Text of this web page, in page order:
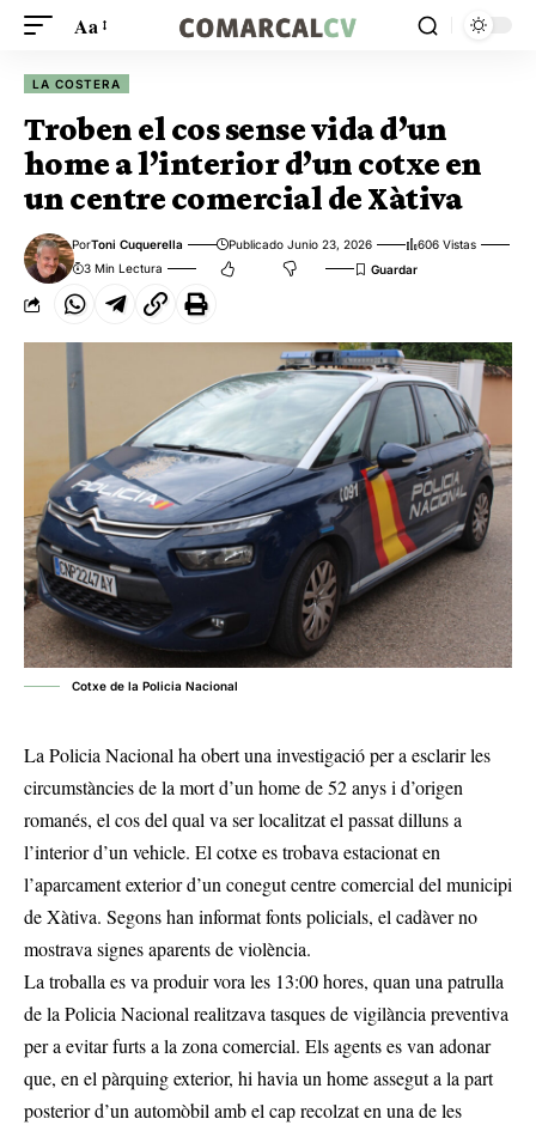
Aa
LA COSTERA
Troben el cos sense vida d’un
home a l’interior d’un cotxe en
un centre comercial de Xàtiva
PorToni Cuquerella Publicado Junio 23, 2026
606 Vistas
3 Min Lectura
Cotxe de la Policia Nacional
La Policia Nacional ha obert una investigació per a esclarir les
circumstàncies de la mort d’un home de 52 anys i d’origen
romanés, el cos del qual va ser localitzat el passat dilluns a
l’interior d’un vehicle. El cotxe es trobava estacionat en
l’aparcament exterior d’un conegut centre comercial del municipi
de Xàtiva. Segons han informat fonts policials, el cadàver no
mostrava signes aparents de violència.
La troballa es va produir vora les 13:00 hores, quan una patrulla
de la Policia Nacional realitzava tasques de vigilància preventiva
per a evitar furts a la zona comercial. Els agents es van adonar
que, en el pàrquing exterior, hi havia un home assegut a la part
posterior d’un automòbil amb el cap recolzat en una de les